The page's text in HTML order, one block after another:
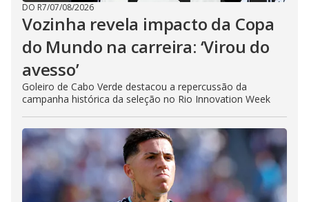
DO R7/07/08/2026
Vozinha revela impacto da Copa
do Mundo na carreira: ‘Virou do
avesso’
Goleiro de Cabo Verde destacou a repercussão da
campanha histórica da seleção no Rio Innovation Week